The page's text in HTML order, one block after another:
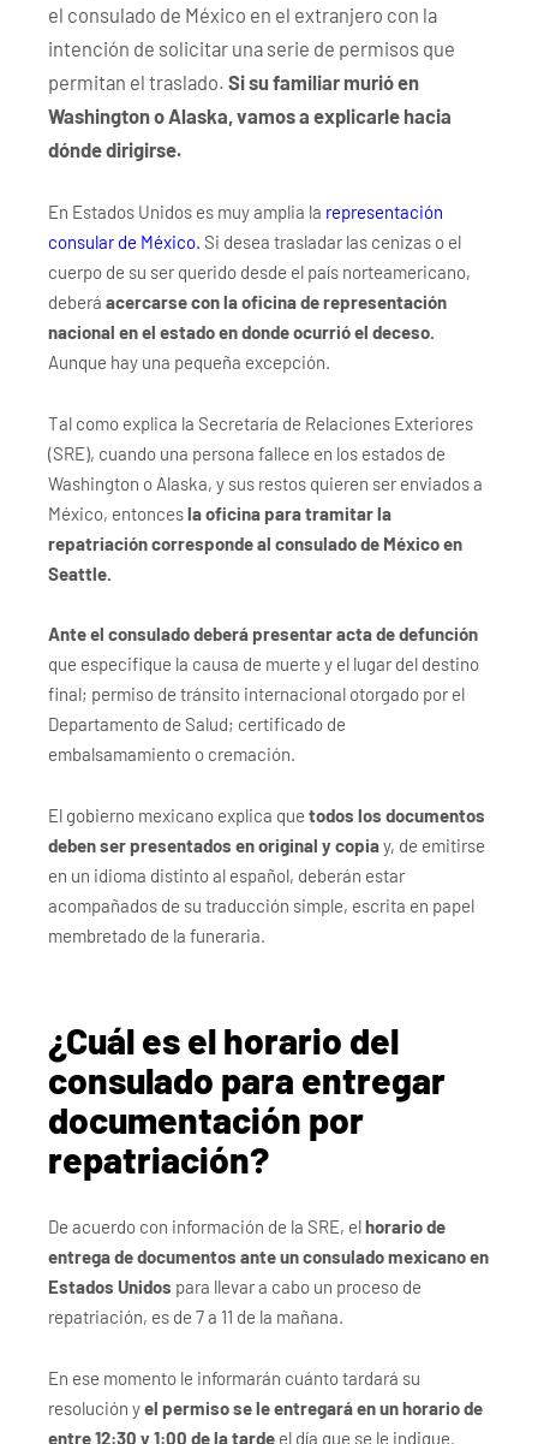
el consulado de México en el extranjero con la
intención de solicitar una serie de permisos que
permitan el traslado. Si su familiar murió en
Washington o Alaska, vamos a explicarle hacia
dónde dirigirse.
En Estados Unidos es muy amplia la representación
consular de México. Si desea trasladar las cenizas o el
cuerpo de su ser querido desde el país norteamericano,
deberá acercarse con la oficina de representación
nacional en el estado en donde ocurrió el deceso.
Aunque hay una pequeña excepción.
Tal como explica la Secretaría de Relaciones Exteriores
(SRE), cuando una persona fallece en los estados de
Washington o Alaska, y sus restos quieren ser enviados a
México, entoncesla oficina para tramitar la
repatriación corresponde al consulado de México en
Seattle.
Ante el consulado deberá presentar acta de defunción
que especifique la causa de muerte y el lugar del destino
final; permiso de tránsito internacional otorgado por el
Departamento de Salud; certificado de
embalsamamiento o cremación.
El gobierno mexicano explica que todos los documentos
deben ser presentados en original y copiay, de emitirse
en un idioma distinto al español, deberán estar
acompañados de su traducción simple, escrita en papel
membretado de la funeraria.
¿Cuál es el horario del
consulado para entregar
documentación por
repatriación?
De acuerdo con información de la SRE, elhorario de
entrega de documentos ante un consulado mexicano en
Estados Unidos para llevar a cabo un proceso de
repatriación, es de 7 a 11 de la mañana.
En ese momento le informarán cuánto tardará su
resolución yel permiso se le entregará en un horario de
entre 12:30 y 1:00 de la tarde el día que se le indique.